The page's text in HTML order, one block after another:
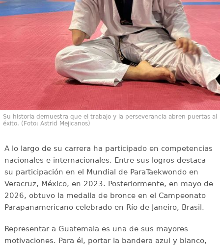
Su historia demuestra que el trabajo y la perseverancia abren puertas al
éxito. (Foto: Astrid Mejicanos)
A lo largo de su carrera ha participado en competencias
nacionales e internacionales. Entre sus logros destaca
su participación en el Mundial de ParaTaekwondo en
Veracruz, México, en 2023. Posteriormente, en mayo de
2026, obtuvo la medalla de bronce en el Campeonato
Parapanamericano celebrado en Río de Janeiro, Brasil.
Representar a Guatemala es una de sus mayores
motivaciones. Para él, portar la bandera azul y blanco,